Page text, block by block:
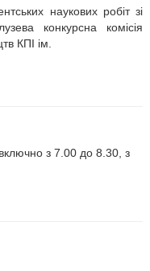
наукових робіт зі
конкурсна комісія
КПІ ім.
з 7.00 до 8.30, з